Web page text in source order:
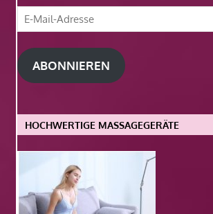
E-
Mail-
Adresse
ABONNIEREN
HOCHWERTIGE MASSAGEGERÄTE